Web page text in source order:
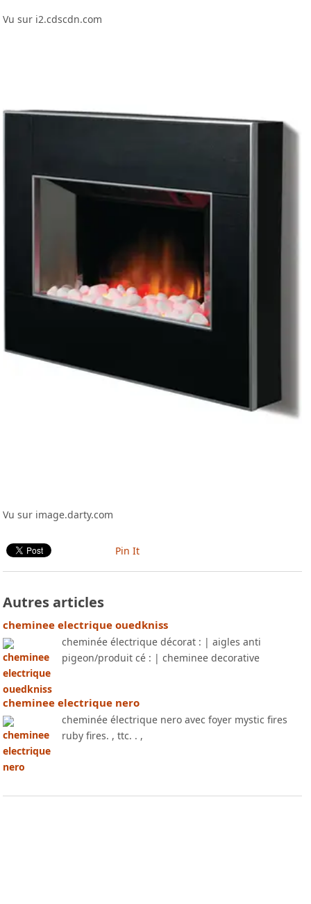
Vu sur i2.cdscdn.com
Vu sur image.darty.com
Pin It
Autres articles
cheminee electrique ouedkniss
cheminée électrique décorat : | aigles anti
pigeon/produit cé : | cheminee decorative
cheminee electrique nero
cheminée électrique nero avec foyer mystic fires
ruby fires. , ttc. . ,